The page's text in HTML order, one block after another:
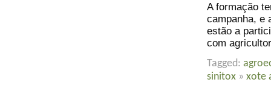
A formação
campanha, e
estão a
com
Tagged:
sinitox » xote